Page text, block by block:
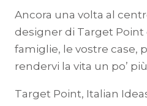
Ancora una volta al
designer di Target Point
famiglie, le vostre case,
rendervi la vita un po’
Target Point, Italian